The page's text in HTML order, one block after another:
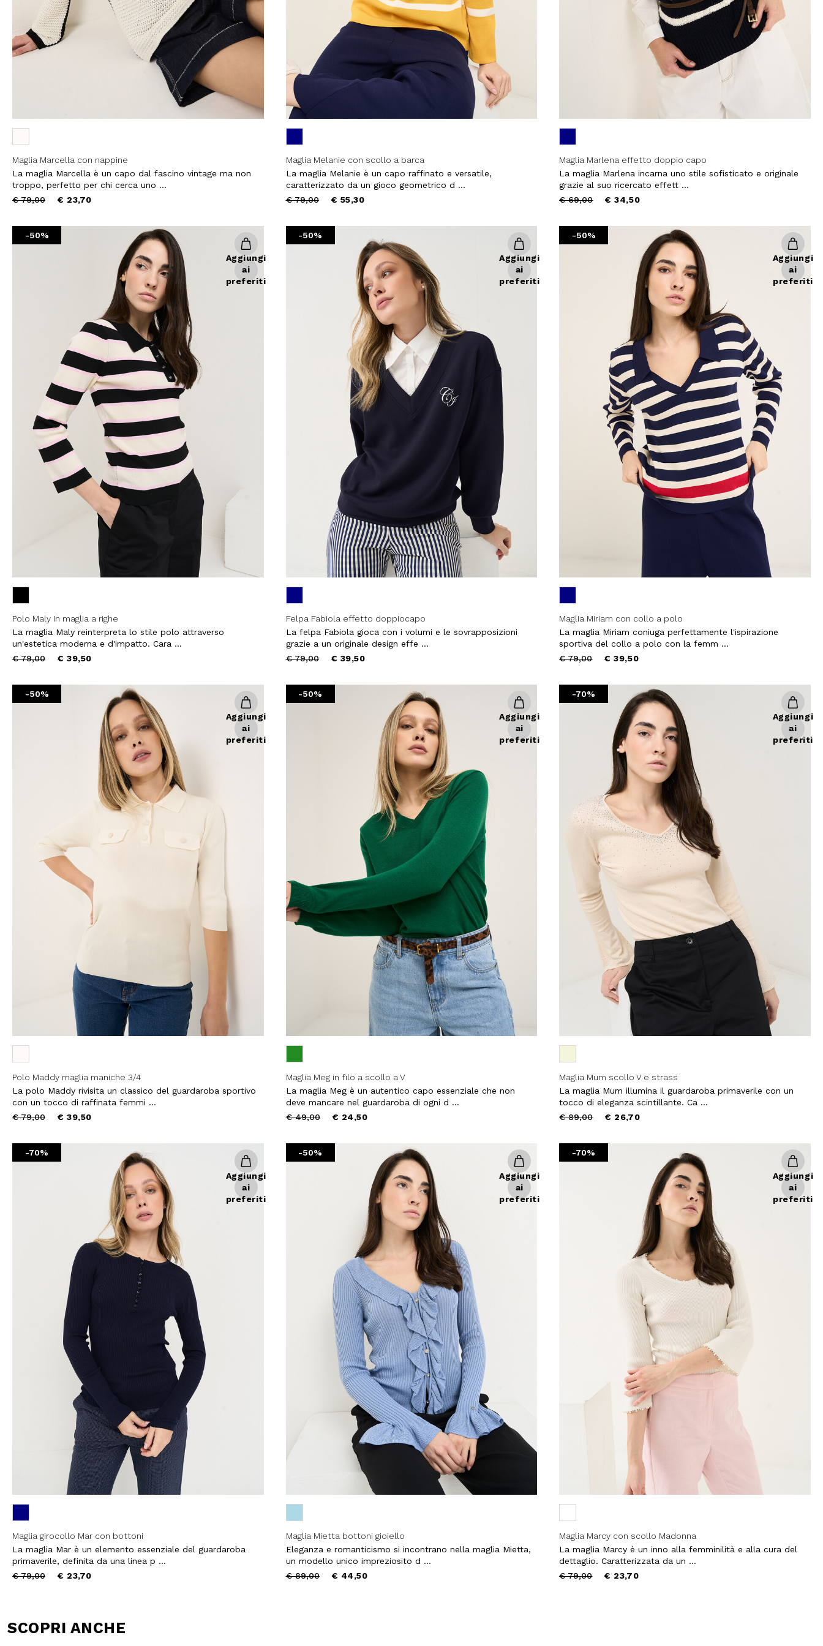
Maglia Marcella con nappine
La maglia Marcella è un capo dal fascino vintage ma non
troppo, perfetto per chi cerca uno ...
Price
€ 79,00to € 23,70
Maglia Melanie con scollo a barca
La maglia Melanie è un capo raffinato e versatile,
caratterizzato da un gioco geometrico d ...
Price
€ 79,00to € 55,30
Maglia Marlena effetto doppio capo
La maglia Marlena incarna uno stile sofisticato e originale
grazie al suo ricercato effett ...
Price
€ 69,00to € 34,50
-50%
Aggiungi
ai
preferiti
Polo Maly in maglia a righe
La maglia Maly reinterpreta lo stile polo attraverso
un'estetica moderna e d'impatto. Cara ...
Price
€ 79,00to € 39,50
-50%
Aggiungi
ai
preferiti
Felpa Fabiola effetto doppiocapo
La felpa Fabiola gioca con i volumi e le sovrapposizioni
grazie a un originale design effe ...
Price
€ 79,00to € 39,50
-50%
Aggiungi
ai
preferiti
Maglia Miriam con collo a polo
La maglia Miriam coniuga perfettamente l'ispirazione
sportiva del collo a polo con la femm ...
Price
€ 79,00to € 39,50
-50%
Aggiungi
ai
preferiti
Polo Maddy maglia maniche 3/4
La polo Maddy rivisita un classico del guardaroba sportivo
con un tocco di raffinata femmi ...
Price
€ 79,00to € 39,50
-50%
Aggiungi
ai
preferiti
Maglia Meg in filo a scollo a V
La maglia Meg è un autentico capo essenziale che non
deve mancare nel guardaroba di ogni d ...
Price
€ 49,00to € 24,50
-70%
Aggiungi
ai
preferiti
Maglia Mum scollo V e strass
La maglia Mum illumina il guardaroba primaverile con un
tocco di eleganza scintillante. Ca ...
Price
€ 89,00to € 26,70
-70%
Aggiungi
ai
preferiti
Maglia girocollo Mar con bottoni
La maglia Mar è un elemento essenziale del guardaroba
primaverile, definita da una linea p ...
Price
€ 79,00to € 23,70
-50%
Aggiungi
ai
preferiti
Maglia Mietta bottoni gioiello
Eleganza e romanticismo si incontrano nella maglia Mietta,
un modello unico impreziosito d ...
Price
€ 89,00to € 44,50
-70%
Aggiungi
ai
preferiti
Maglia Marcy con scollo Madonna
La maglia Marcy è un inno alla femminilità e alla cura del
dettaglio. Caratterizzata da un ...
Price
€ 79,00to € 23,70
SCOPRI ANCHE
Chiudi
10% DI SCONTO
Entra nella Community di Camomilla Italia e accedi
ai nostri consigli e offerte riservate.
NOME
COGNOME
Con la creazione del tuo profilo, confermi di aver letto e
compreso la nostra Privacy Policy e il nostro Regolamento
My Lovely Garden e di essere maggiorenne.
QUESTO SITO È PROTETTO DA RECAPTCHA E SI APPLICANO LE NORME SULLA